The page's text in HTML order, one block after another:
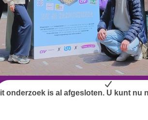
onderzoek is al afgesloten. U kunt nu